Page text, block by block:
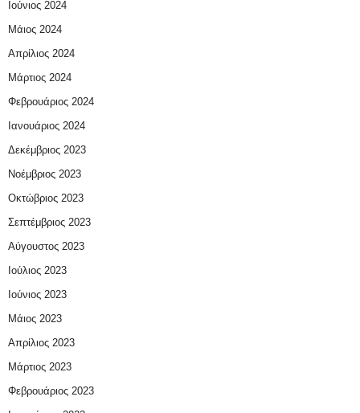
Ιούνιος 2024
Μάιος 2024
Απρίλιος 2024
Μάρτιος 2024
Φεβρουάριος 2024
Ιανουάριος 2024
Δεκέμβριος 2023
Νοέμβριος 2023
Οκτώβριος 2023
Σεπτέμβριος 2023
Αύγουστος 2023
Ιούλιος 2023
Ιούνιος 2023
Μάιος 2023
Απρίλιος 2023
Μάρτιος 2023
Φεβρουάριος 2023